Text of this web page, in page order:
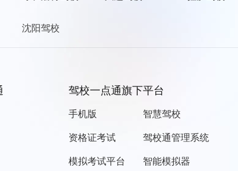
沈阳驾校
驾校一点通旗下平台
手机版
资格证考试
模拟考试平台
智慧驾校
驾校通管理系统
智能模拟器